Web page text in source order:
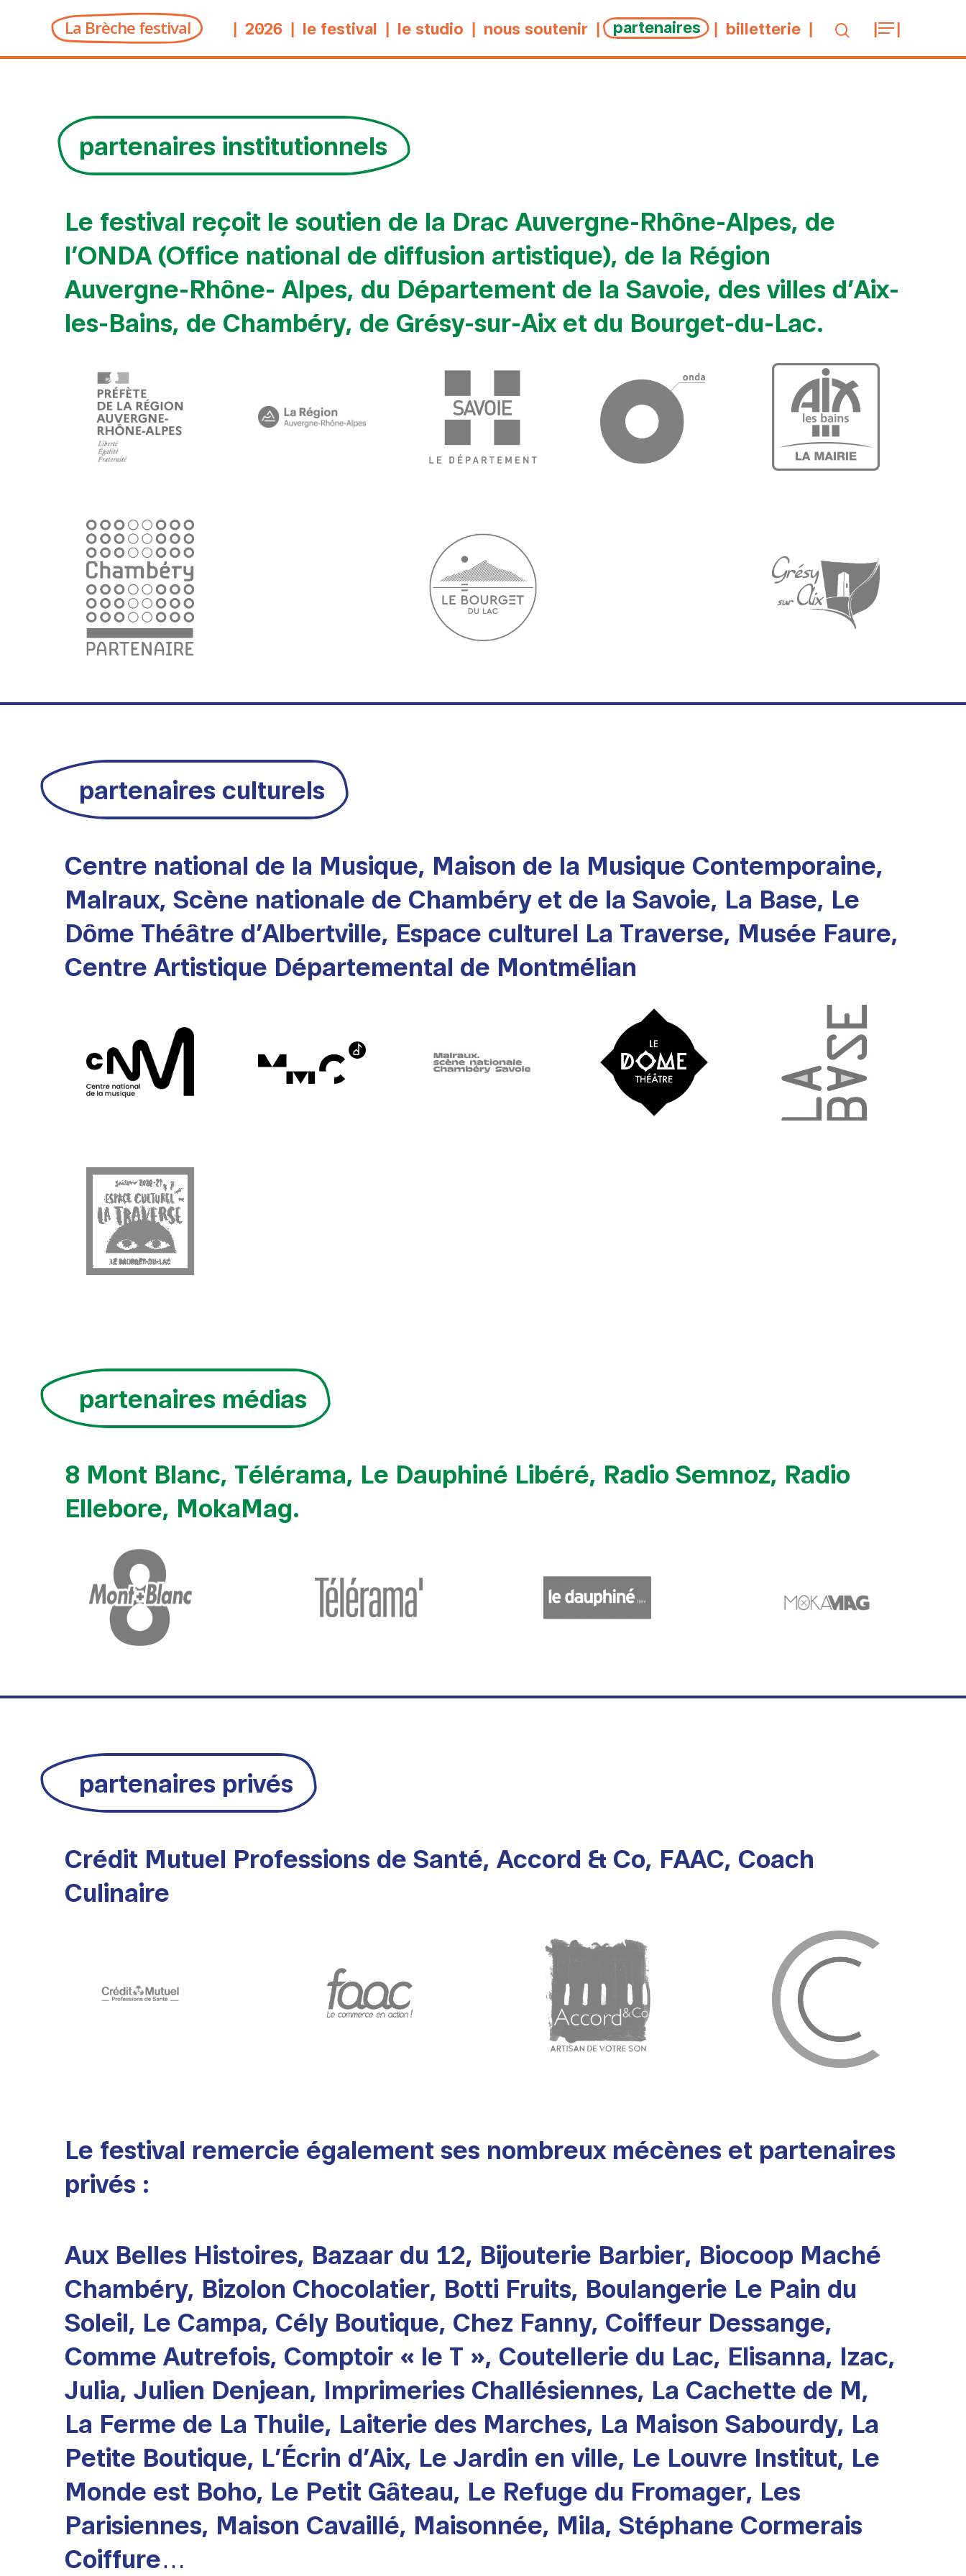
La Brèche festival 2026 le festival le studio nous soutenir partenaires billetterie
partenaires institutionnels
Le festival reçoit le soutien de la Drac Auvergne-Rhône-Alpes, de
l’ONDA (Office national de diffusion artistique), de la Région
Auvergne-Rhône- Alpes, du Département de la Savoie, des villes d’Aix-
les-Bains, de Chambéry, de Grésy-sur-Aix et du Bourget-du-Lac.
partenaires culturels
Centre national de la Musique, Maison de la Musique Contemporaine,
Malraux, Scène nationale de Chambéry et de la Savoie, La Base, Le
Dôme Théâtre d’Albertville, Espace culturel La Traverse, Musée Faure,
Centre Artistique Départemental de Montmélian
partenaires médias
8 Mont Blanc, Télérama, Le Dauphiné Libéré, Radio Semnoz, Radio
Ellebore, MokaMag.
partenaires privés
Crédit Mutuel Professions de Santé, Accord & Co, FAAC, Coach
Culinaire
Le festival remercie également ses nombreux mécènes et partenaires
privés :
Aux Belles Histoires, Bazaar du 12, Bijouterie Barbier, Biocoop Maché
Chambéry, Bizolon Chocolatier, Botti Fruits, Boulangerie Le Pain du
Soleil, Le Campa, Cély Boutique, Chez Fanny, Coiffeur Dessange,
Comme Autrefois, Comptoir « le T », Coutellerie du Lac, Elisanna, Izac,
Julia, Julien Denjean, Imprimeries Challésiennes, La Cachette de M,
La Ferme de La Thuile, Laiterie des Marches, La Maison Sabourdy, La
Petite Boutique, L’Écrin d’Aix, Le Jardin en ville, Le Louvre Institut, Le
Monde est Boho, Le Petit Gâteau, Le Refuge du Fromager, Les
Parisiennes, Maison Cavaillé, Maisonnée, Mila, Stéphane Cormerais
Coiffure…